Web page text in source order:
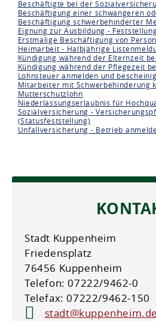
Beschäftigte bei der
Beschäftigung einer schwangeren
Beschäftigung schwerbehinderter
Eignung zur Ausbildung -
Erstmalige Beschäftigung von
Heimarbeit - Halbjährige
Kündigung während der Elternzeit
Kündigung während der Pflegezeit
Lohnsteuer anmelden und
Mitarbeiter mit Schwerbehinderung
Mutterschutzlohn
Niederlassungserlaubnis für
Sozialversicherung -
(Statusfeststellung)
Unfallversicherung - Betrieb
Stadt Kuppenheim
Friedensplatz
76456 Kuppenheim
Telefon: 07222/9462-0
Telefax: 07222/9462-150
stadt@kuppenheim.de